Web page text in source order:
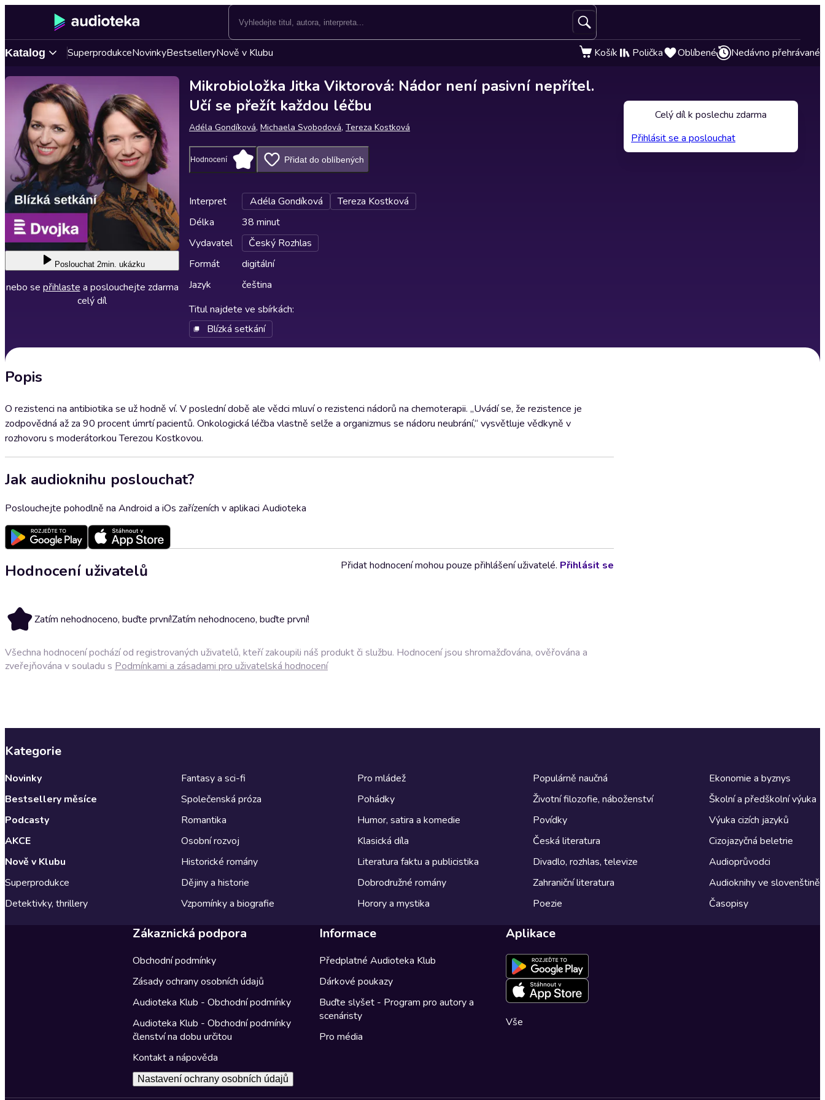
Katalog SuperprodukceNovinkyBestselleryNově v Klubu Košík Polička Oblíbené Nedávno přehrávané
Poslouchat 2min. ukázku
nebo se přihlaste a poslouchejte zdarma
celý díl
Mikrobioložka Jitka Viktorová: Nádor není pasivní nepřítel.
Učí se přežít každou léčbu
Adéla Gondíková, Michaela Svobodová, Tereza Kostková
Hodnocení Přidat do oblíbených
Interpret Adéla Gondíková
Tereza Kostková
Délka
38 minut
Vydavatel
Český Rozhlas
Formát
digitální
Jazyk
čeština
Titul najdete ve sbírkách:
Blízká setkání
Popis
O rezistenci na antibiotika se už hodně ví. V poslední době ale vědci mluví o rezistenci nádorů na chemoterapii. „Uvádí se, že rezistence je
zodpovědná až za 90 procent úmrtí pacientů. Onkologická léčba vlastně selže a organizmus se nádoru neubrání,“ vysvětluje vědkyně v
rozhovoru s moderátorkou Terezou Kostkovou.
Jak audioknihu poslouchat?
Poslouchejte pohodlně na Android a iOs zařízeních v aplikaci Audioteka
Hodnocení uživatelů
Zatím nehodnoceno, buďte první!Zatím nehodnoceno, buďte první!
Přidat hodnocení mohou pouze přihlášení uživatelé. Přihlásit se
Všechna hodnocení pochází od registrovaných uživatelů, kteří zakoupili náš produkt či službu. Hodnocení jsou shromažďována, ověřována a
zveřejňována v souladu s Podmínkami a zásadami pro uživatelská hodnocení
Celý díl k poslechu zdarma
Přihlásit se a poslouchat
Kategorie
Novinky
Bestsellery měsíce
Podcasty
AKCE
Nově v Klubu
Superprodukce
Detektivky, thrillery
Fantasy a sci-fi
Společenská próza
Romantika
Osobní rozvoj
Historické romány
Dějiny a historie
Vzpomínky a biografie
Pro mládež
Pohádky
Humor, satira a komedie
Klasická díla
Literatura faktu a publicistika
Dobrodružné romány
Horory a mystika
Populárně naučná
Životní filozofie, náboženství
Povídky
Česká literatura
Divadlo, rozhlas, televize
Zahraniční literatura
Poezie
Ekonomie a byznys
Školní a předškolní výuka
Výuka cizích jazyků
Cizojazyčná beletrie
Audioprůvodci
Audioknihy ve slovenštině
Časopisy
Zákaznická podpora
Obchodní podmínky
Zásady ochrany osobních údajů
Audioteka Klub - Obchodní podmínky
Audioteka Klub - Obchodní podmínky
členství na dobu určitou
Kontakt a nápověda
Nastavení ochrany osobních údajů
Informace
Předplatné Audioteka Klub
Dárkové poukazy
Buďte slyšet - Program pro autory a
scenáristy
Pro média
Aplikace
Vše